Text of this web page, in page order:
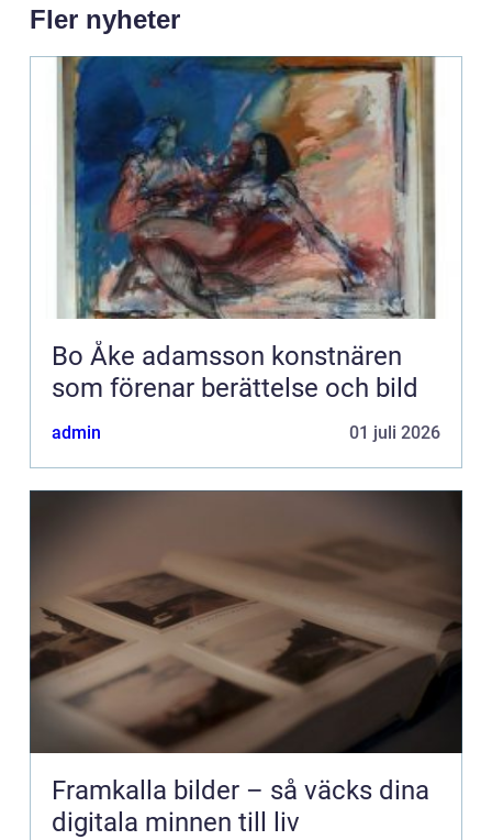
Fler nyheter
Bo Åke adamsson konstnären
som förenar berättelse och bild
admin 01 juli 2026
Framkalla bilder – så väcks dina
digitala minnen till liv